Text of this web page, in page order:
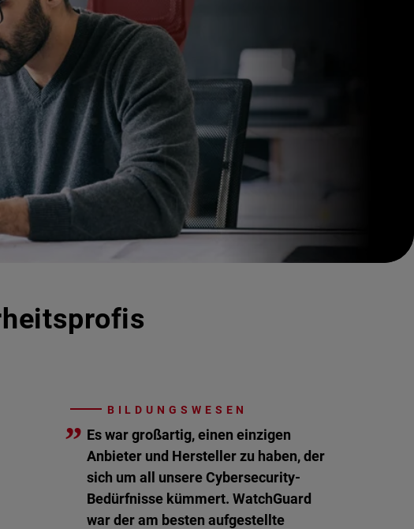
BILDUNGSWESEN
” Es war großartig, einen einzigen
Anbieter und Hersteller zu haben, der
sich um all unsere Cybersecurity-
Bedürfnisse kümmert. WatchGuard
war der am besten aufgestellte